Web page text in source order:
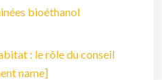
bioéthanol
: le rôle du conseil
name]